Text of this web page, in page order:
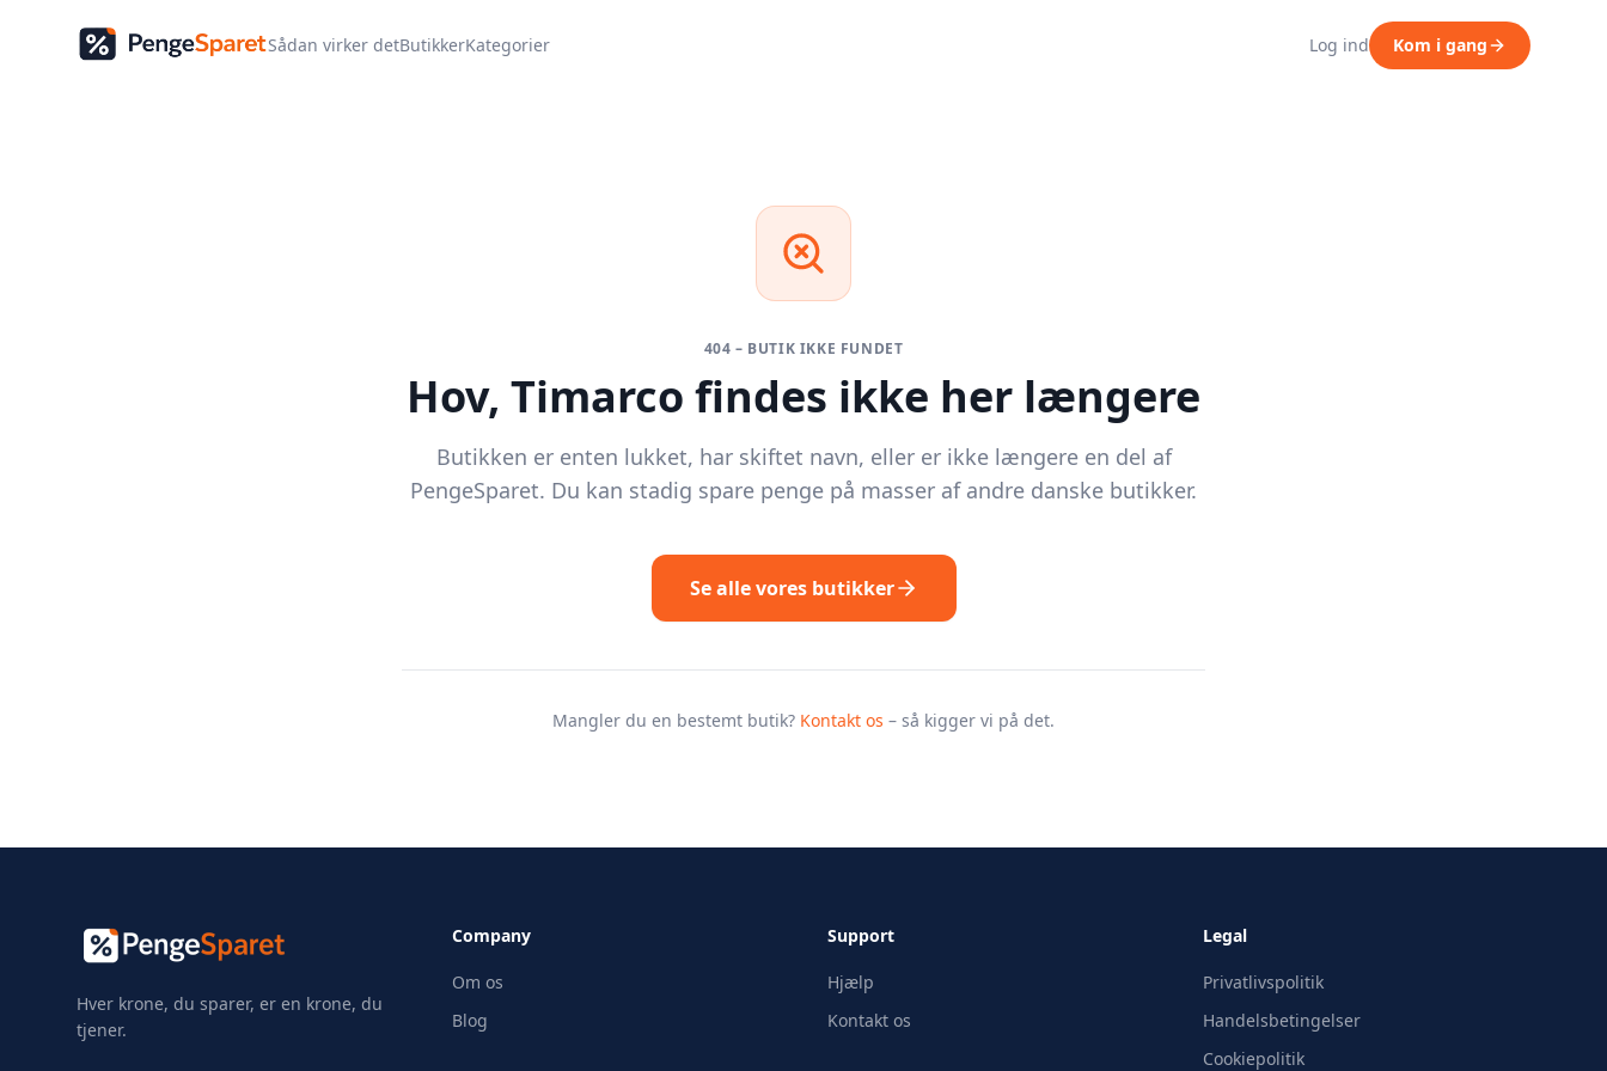
Sådan virker detButikkerKategorier Log ind Kom i gang
404 – BUTIK IKKE FUNDET
Hov, Timarco findes ikke her længere
Butikken er enten lukket, har skiftet navn, eller er ikke længere en del af
PengeSparet. Du kan stadig spare penge på masser af andre danske butikker.
Se alle vores butikker
Mangler du en bestemt butik? Kontakt os – så kigger vi på det.
Hver krone, du sparer, er en krone, du
tjener.
Company
Om os
Blog
Support
Hjælp
Kontakt os
Legal
Privatlivspolitik
Handelsbetingelser
Cookiepolitik